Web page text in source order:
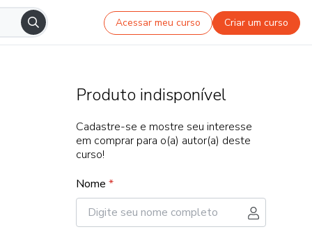
Acessar meu curso Criar um curso
Produto indisponível
Cadastre-se e mostre seu interesse
em comprar para o(a) autor(a) deste
curso!
Nome *